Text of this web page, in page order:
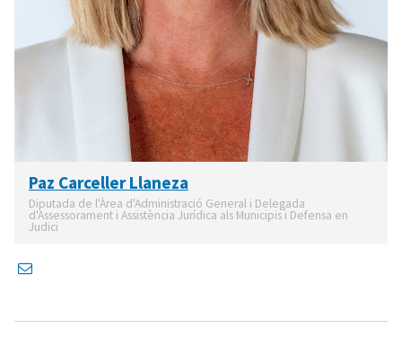
Paz Carceller Llaneza
Diputada de l'Àrea d'Administració General i Delegada
d'Assessorament i Assistència Jurídica als Municipis i Defensa en
Judici